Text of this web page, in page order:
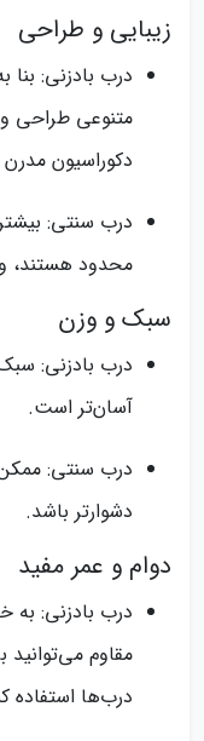
زیبایی و طراحی
درب‌ بادزنی:
متنوعی طراحی و
دکوراسیون
درب‌ سنتی:
محدود هستند،
سبک و وزن
درب‌ بادزنی:
آسان‌تر است.
درب‌ سنتی:
دشوارتر باشد.
دوام و عمر مفید
درب‌ بادزنی: به
مقاوم می‌توانید
درب‌ها استفاده